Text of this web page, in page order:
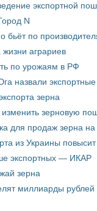
экспортной
N
бьёт по
жизни аграриев
по урожаям в РФ
назвали
зерна
изменить зерновую
для продаж зерна
из Украины
экспортных — ИКАР
зерна
миллиарды